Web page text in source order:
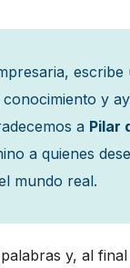
y
a Pilar
a quienes
mundo real.
y, al